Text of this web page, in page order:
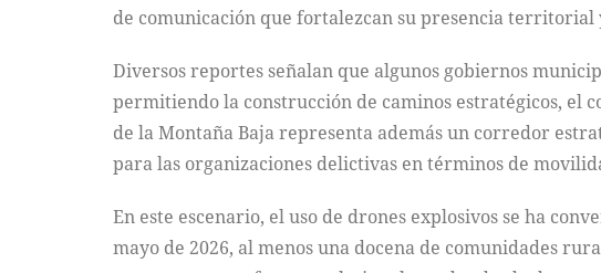
de comunicación que fortalezcan su presencia territorial
Diversos reportes señalan que algunos gobiernos
permitiendo la construcción de caminos estratégicos, el
de la Montaña Baja representa además un corredor
para las organizaciones delictivas en términos de
En este escenario, el uso de drones explosivos se ha
mayo de 2026, al menos una docena de comunidades